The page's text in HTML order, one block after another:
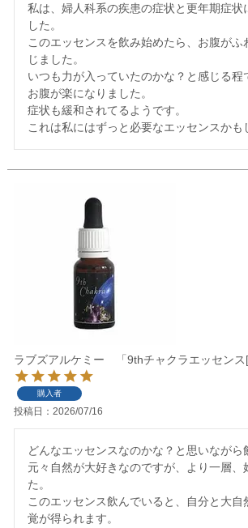
私は、婦人科系の疾患の症状と更年期症状
した。
このエッセンスを飲み始めたら、お腹がふ
じました。
いつも力が入っていたのかな？と感じる程
お腹が楽になりました。
症状も緩和されてるようです。
これは私にはずっと必要なエッセンスかも
ラブズアルケミー 「9thチャクラエッセンス
購入者
投稿日 2026/07/16
どんなエッセンスなのかな？と思いながら
元々自然が大好きなのですが、より一層、
た。
このエッセンス飲んでいると、自分と大自
覚が得られます。